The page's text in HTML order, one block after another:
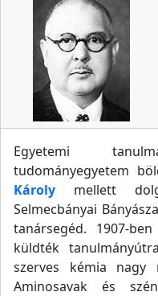
Egyetemi
tudományegyetem
Károly mellett
Selmecbányai
tanársegéd. 1907-
küldték
szerves kémia nagy
Aminosavak és